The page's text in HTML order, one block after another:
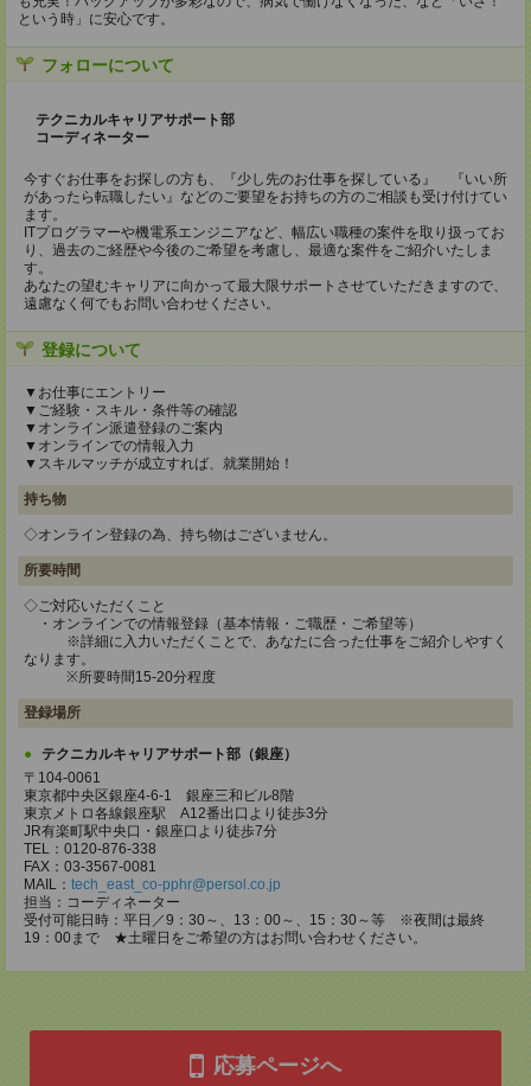
という時」に安心です。
フォローについて
テクニカルキャリアサポート部
コーディネーター
今すぐお仕事をお探しの方も、『少し先のお仕事を探している』 『いい所
があったら転職したい』などのご要望をお持ちの方のご相談も受け付けてい
ます。
ITプログラマーや機電系エンジニアなど、幅広い職種の案件を取り扱ってお
り、過去のご経歴や今後のご希望を考慮し、最適な案件をご紹介いたしま
す。
あなたの望むキャリアに向かって最大限サポートさせていただきますので、
遠慮なく何でもお問い合わせください。
登録について
▼お仕事にエントリー
▼ご経験・スキル・条件等の確認
▼オンライン派遣登録のご案内
▼オンラインでの情報入力
▼スキルマッチが成立すれば、就業開始！
持ち物
◇オンライン登録の為、持ち物はございません。
所要時間
◇ご対応いただくこと
・オンラインでの情報登録（基本情報・ご職歴・ご希望等）
※詳細に入力いただくことで、あなたに合った仕事をご紹介しやすく
なります。
※所要時間15-20分程度
登録場所
テクニカルキャリアサポート部（銀座）
〒104-0061
東京都中央区銀座4-6-1 銀座三和ビル8階
東京メトロ各線銀座駅 A12番出口より徒歩3分
JR有楽町駅中央口・銀座口より徒歩7分
TEL：0120-876-338
FAX：03-3567-0081
MAIL： tech_east_co-pphr@persol.co.jp
担当：コーディネーター
受付可能日時：平日／9：30～、13：00～、15：30～等 ※夜間は最終
19：00まで ★土曜日をご希望の方はお問い合わせください。
応募ページへ